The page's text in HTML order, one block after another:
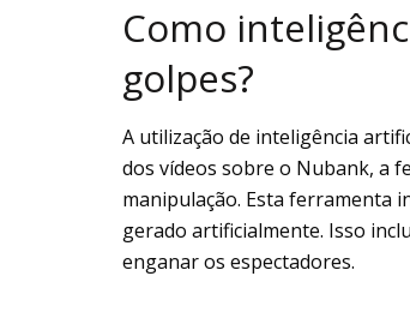
Como
golpes?
A utilização de inteligência
dos vídeos sobre o Nubank, a
manipulação. Esta ferramenta
gerado artificialmente. Isso
enganar os espectadores.